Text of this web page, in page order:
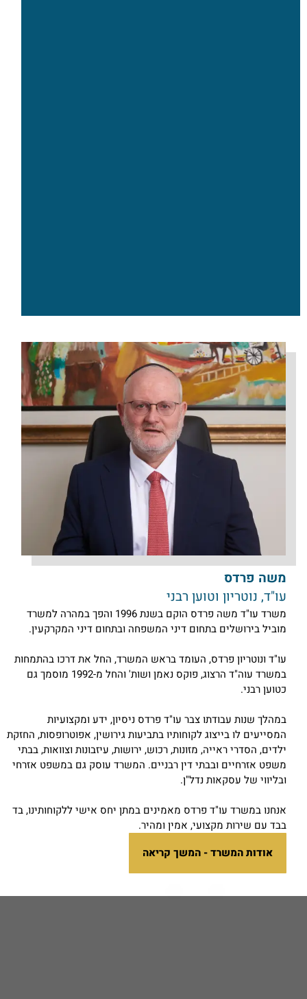
פרדס
נוטריון וטוען רבני
משרד עו"ד משה פרדס הוקם בשנת 1996 והפך במהרה למשרד
בירושלים בתחום דיני המשפחה ובתחום דיני המקרקעין.
ונוטריון פרדס, העומד בראש המשרד, החל את דרכו בהתמחות
במשרד עוה"ד הרצוג, פוקס נאמן ושות' והחל מ-1992 מוסמך גם
רבני.
שנות עבודתו צבר עו"ד פרדס ניסיון, ידע ומקצועיות
לו בייצוג לקוחותיו בתביעות גירושין, אפוטרופסות, החזקת
הסדרי ראייה, מזונות, רכוש, ירושות, עיזבונות וצוואות, בבתי
אזרחיים ובבתי דין רבניים. המשרד עוסק גם במשפט אזרחי
של עסקאות נדל"ן.
במשרד עו"ד פרדס מאמינים במתן יחס אישי ללקוחותינו, בד
עם שירות מקצועי, אמין ומהיר.
אודות המשרד - המשך קריאה